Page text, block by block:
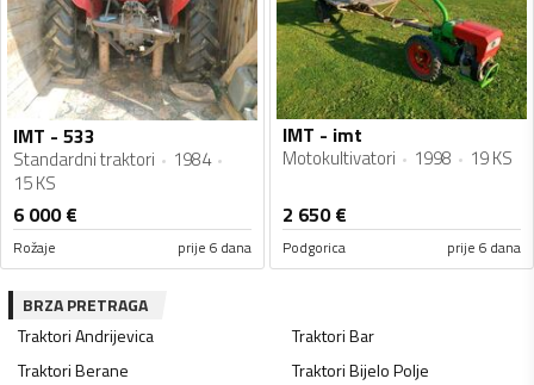
IMT - 533
Standardni traktori
1984
15 KS
6 000€
Rožaje prije 6 dana
IMT - imt
Motokultivatori 1998 19 KS
2 650€
Podgorica prije 6 dana
BRZA PRETRAGA
TraktoriAndrijevica TraktoriBar
TraktoriBerane TraktoriBijelo Polje